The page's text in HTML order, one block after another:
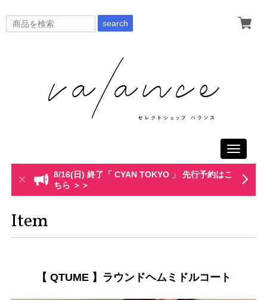
search
Toggle
8/16(日) 終了「 CYAN TOKYO 」 先行予約はこ
ちら ＞＞
Item
【 QTUME 】ラウンドヘムミドルコート